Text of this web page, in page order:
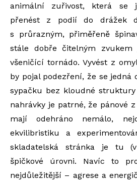
animální zuřivost, která se
přenést z podií do drážek
s průrazným, přiměřeně
stále dobře čitelným zvukem
všeničící tornádo. Vyvést z
by pojal podezření, že se jedná
sypačku bez kloudné
nahrávky je patrné, že pánové
mají odehráno nemálo,
ekvilibristiku a
skladatelská stránka je tu
špičkové úrovni. Navíc to
nejdůležitější – agrese a